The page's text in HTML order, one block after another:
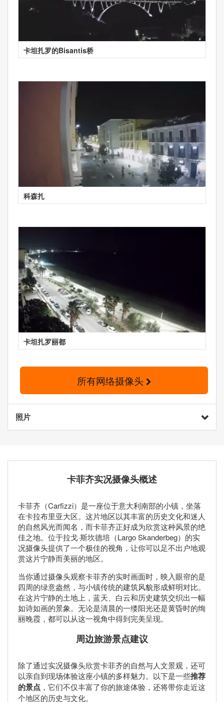
卡坦扎罗的Bisantis桥
科森扎
卡坦扎罗丽都
所有网络摄像头
照片
卡菲齐实况摄像头概述
卡菲齐（Carfizzi）是一座位于意大利南部的小镇，坐落
在卡拉布里亚大区。这片地区以其丰富的历史文化和迷人
的自然风光而闻名，而卡菲齐正好成为欣赏这种风景的绝
佳之地。位于拉戈·斯坎德培（Largo Skanderbeg）的实
况摄像头提供了一个极佳的视角，让你可以足不出户地观
赏这片宁静而美丽的地区。
当你通过摄像头观察卡菲齐的实时画面时，映入眼帘的是
四周的绿意盎然，与小镇传统的建筑风貌形成鲜明对比。
在这片宁静的土地上，蓝天、白云和历史建筑交织出一幅
如诗如画的景象。无论是清晨的一缕阳光还是黄昏时的绚
丽晚霞，都可以从这一视角中得到完美呈现。
周边旅游景点建议
除了通过实况摄像头欣赏卡菲齐的自然与人文景观，还可
以亲自到现场体验这座小镇的多样魅力。以下是一些推荐
的景点 ，它们不仅丰富了你的旅途体验，还将带你走近这
个地区的历史与文化。